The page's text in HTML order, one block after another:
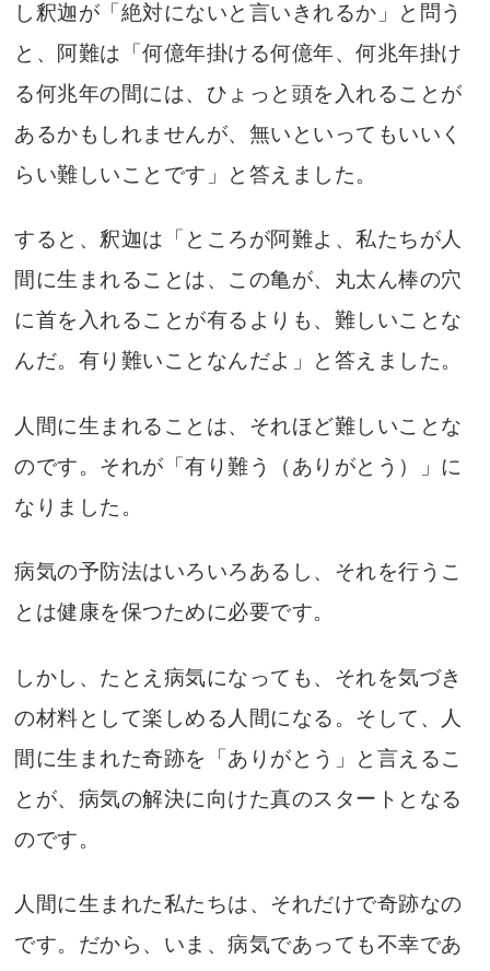
し釈迦が「絶対にないと言いきれるか」と問う
と、阿難は「何億年掛ける何億年、何兆年掛け
る何兆年の間には、ひょっと頭を入れることが
あるかもしれませんが、無いといってもいいく
らい難しいことです」と答えました。
すると、釈迦は「ところが阿難よ、私たちが人
間に生まれることは、この亀が、丸太ん棒の穴
に首を入れることが有るよりも、難しいことな
んだ。有り難いことなんだよ」と答えました。
人間に生まれることは、それほど難しいことな
のです。それが「有り難う（ありがとう）」に
なりました。
病気の予防法はいろいろあるし、それを行うこ
とは健康を保つために必要です。
しかし、たとえ病気になっても、それを気づき
の材料として楽しめる人間になる。そして、人
間に生まれた奇跡を「ありがとう」と言えるこ
とが、病気の解決に向けた真のスタートとなる
のです。
人間に生まれた私たちは、それだけで奇跡なの
です。だから、いま、病気であっても不幸であ